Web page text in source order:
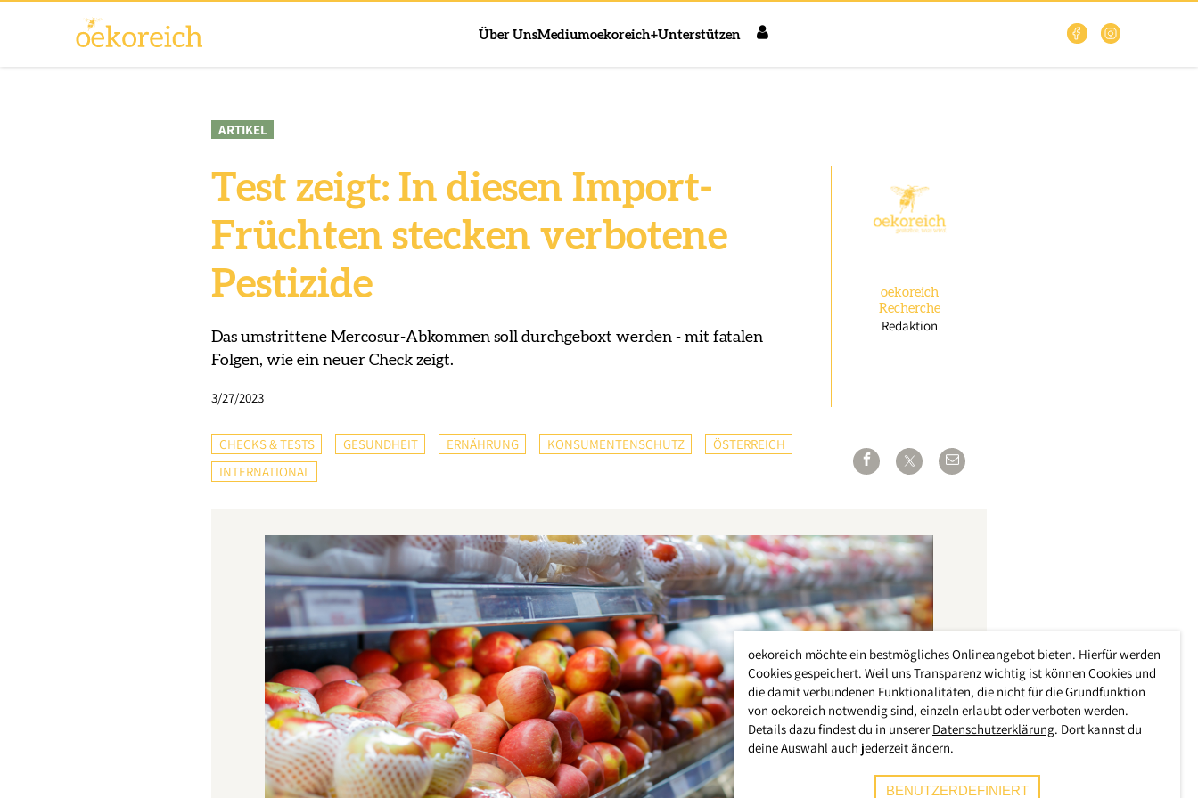
Über UnsMediumoekoreich+Unterstützen
ARTIKEL
Test zeigt: In diesen Import-
Früchten stecken verbotene
Pestizide
Das umstrittene Mercosur-Abkommen soll durchgeboxt werden - mit fatalen
Folgen, wie ein neuer Check zeigt.
3/27/2023
oekoreich
Recherche
Redaktion
CHECKS & TESTS GESUNDHEIT ERNÄHRUNG KONSUMENTENSCHUTZ
ÖSTERREICH
INTERNATIONAL
oekoreich möchte ein bestmögliches Onlineangebot bieten. Hierfür werden
Cookies gespeichert. Weil uns Transparenz wichtig ist können Cookies und
die damit verbundenen Funktionalitäten, die nicht für die Grundfunktion
von oekoreich notwendig sind, einzeln erlaubt oder verboten werden.
Details dazu findest du in unserer Datenschutzerklärung. Dort kannst du
deine Auswahl auch jederzeit ändern.
BENUTZERDEFINIERT